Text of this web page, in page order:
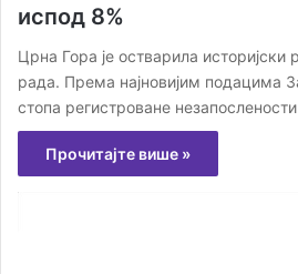
испод 8%
Црна Гора је остварила историјски
рада. Према најновијим подацима
стопа регистроване
Прочитајте више »